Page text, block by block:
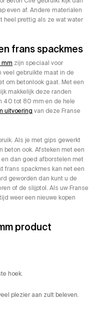
even af. Andere materialen
heel prettig als ze wat water
frans spackmes
zijn speciaal voor
veel gebruikte maat in de
om betonlook gaat. Met een
makkelijk deze randen
40 tot 80 mm en de hele
uitvoering van deze Franse
Als je met gips gewerkt
beton ook. Afsteken met een
dan goed afborstelen met
frans spackmes kan net een
geworden dan kunt u de
of de slijptol. Als uw Franse
weer een nieuwe kopen
product
hoek.
plezier aan zult beleven.